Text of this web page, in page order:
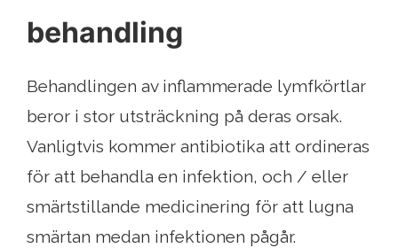
behandling
Behandlingen av inflammerade lymfkörtlar
beror i stor utsträckning på deras orsak.
Vanligtvis kommer antibiotika att ordineras
för att behandla en infektion, och / eller
smärtstillande medicinering för att lugna
smärtan medan infektionen pågår.